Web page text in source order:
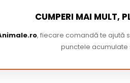
CUMPERI MAI MULT,
, fiecare comandă te ajută
punctele